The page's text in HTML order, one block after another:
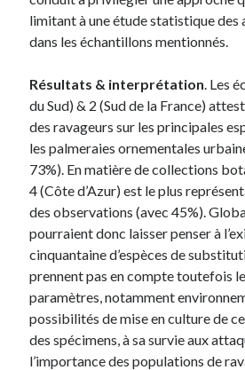
limitant à une étude statistique des
dans les échantillons mentionnés.
Résultats & interprétation. Les
du Sud) & 2 (Sud de la France)
des ravageurs sur les principales
les palmeraies ornementales
73%). En matière de collections
4 (Côte d’Azur) est le plus
des observations (avec 45%).
pourraient donc laisser penser à
cinquantaine d’espèces de
prennent pas en compte toutefois
paramètres, notamment
possibilités de mise en culture de
des spécimens, à sa survie aux
l’importance des populations de